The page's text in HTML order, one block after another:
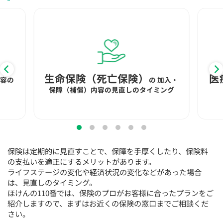
◯
17:30
◯
17:30
18:00
◯
17:00
◯
17:30
18:00
◯
17:30
18:00
◯
17:30
○：予約可 ×：予約不可
：お電話にてお問い合わせください
電話で相談予約（オンライン保険相談専用）
0120-987-110
平日 / 土日祝日 10:00〜17:00（通話無料）
生命保険（死亡保険） の 加入・
保障（補償）内容の見直しのタイミング
医
の
保険は定期的に見直すことで、保障を手厚くしたり、保険料
の支払いを適正にするメリットがあります。
ライフステージの変化や経済状況の変化などがあった場合
は、見直しのタイミング。
ほけんの110番では、保険のプロがお客様に合ったプランをご
紹介しますので、まずはお近くの保険の窓口までご相談くだ
さい。